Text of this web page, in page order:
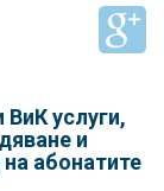
ВиК услуги,
и
абонатите